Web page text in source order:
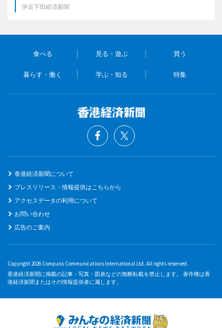
伊豆下田経済新聞
食べる 見る・遊ぶ 買う
暮らす・働く 学ぶ・知る 特集
香港経済新聞について
プレスリリース・情報提供はこちらから
アクセスデータの利用について
お問い合わせ
広告のご案内
Copyright 2026 Compass Communications International Ltd. All rights reserved.
香港経済新聞に掲載の記事・写真・図表などの無断転載を禁止します。 著作権は香
港経済新聞またはその情報提供者に属します。